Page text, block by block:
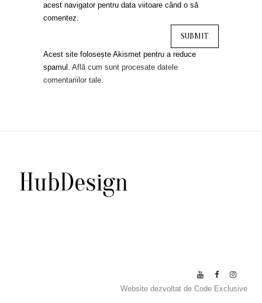
acest navigator pentru data viitoare când o să
comentez.
Acest site folosește Akismet pentru a reduce
spamul. Află cum sunt procesate datele
comentariilor tale.
Website dezvoltat de Code Exclusive